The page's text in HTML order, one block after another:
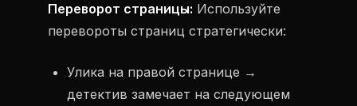
Переворот страницы: Используйте
перевороты страниц стратегически:
Улика на правой странице →
детектив замечает на следующем